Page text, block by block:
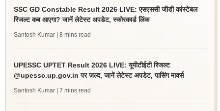
SSC GD Constable Result 2026 LIVE: एसएससी जीडी कांस्टेबल
रिजल्ट कब आएगा? जानें लेटेस्ट अपडेट, स्कोरकार्ड लिंक
Santosh Kumar | 8 mins read
UPESSC UPTET Result 2026 LIVE: यूपीटीईटी रिजल्ट
@upessc.up.gov.in पर जल्द, जानें लेटेस्ट अपडेट, पासिंग मार्क्स
Santosh Kumar | 7 mins read